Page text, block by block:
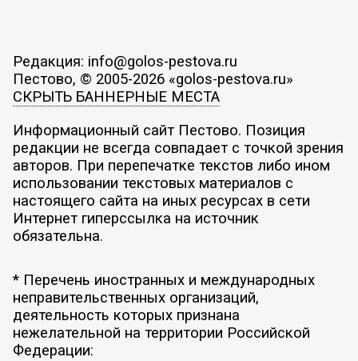
Редакция: info@golos-pestova.ru
Пестово, © 2005-2026 «golos-pestova.ru»
СКРЫТЬ БАННЕРНЫЕ МЕСТА
Информационный сайт Пестово. Позиция
редакции не всегда совпадает с точкой зрения
авторов. При перепечатке текстов либо ином
использовании текстовых материалов с
настоящего сайта на иных ресурсах в сети
Интернет гиперссылка на источник
обязательна.
* Перечень иностранных и международных
неправительственных организаций,
деятельность которых признана
нежелательной на территории Российской
Федерации: